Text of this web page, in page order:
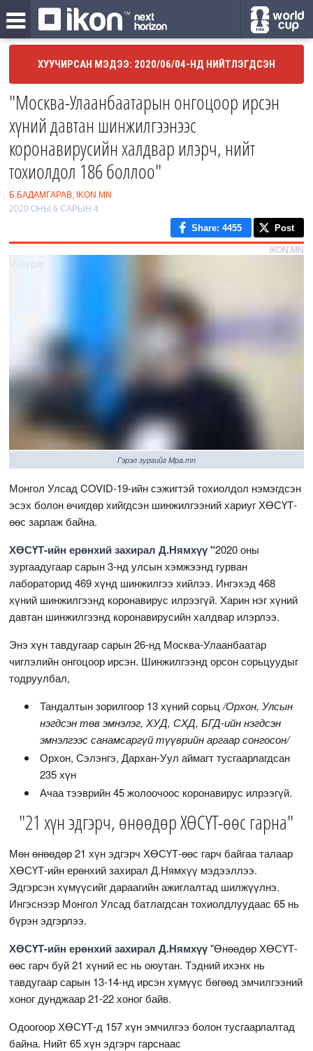
ХУУЧИРСАН МЭДЭЭ: 2020/06/04-НД НИЙТЛЭГДСЭН
"Москва-Улаанбаатарын онгоцоор ирсэн
хүний давтан шинжилгээнээс
коронавирусийн халдвар илэрч, нийт
тохиолдол 186 боллоо"
Б.БАДАМГАРАВ, IKON.MN
2020 ОНЫ 6 САРЫН 4
Share: 4455 Post
IKON.MN
Гэрэл зургийг Mpa.mn
Монгол Улсад COVID-19-ийн сэжигтэй тохиолдол нэмэгдсэн
эсэх болон өчигдөр хийгдсэн шинжилгээний хариуг ХӨСҮТ-
өөс зарлаж байна.
ХӨСҮТ-ийн ерөнхий захирал Д.Нямхүү "2020 оны
зургаадугаар сарын 3-нд улсын хэмжээнд гурван
лабораторид 469 хүнд шинжилгээ хийлээ. Ингэхэд 468
хүний шинжилгээнд коронавирус илрээгүй. Харин нэг хүний
давтан шинжилгээнд коронавирусийн халдвар илэрлээ.
Энэ хүн тавдугаар сарын 26-нд Москва-Улаанбаатар
чиглэлийн онгоцоор ирсэн. Шинжилгээнд орсон сорьцуудыг
тодруулбал,
Тандалтын зорилгоор 13 хүний сорьц/Орхон, Улсын
нэгдсэн төв эмнэлэг, ХУД, СХД, БГД-ийн нэгдсэн
эмнэлгээс санамсаргүй түүврийн аргаар сонгосон/
Орхон, Сэлэнгэ, Дархан-Уул аймагт тусгаарлагдсан
235 хүн
Ачаа тээврийн 45 жолоочоос коронавирус илрээгүй.
"21 хүн эдгэрч, өнөөдөр ХӨСҮТ-өөс гарна"
Мөн өнөөдөр 21 хүн эдгэрч ХӨСҮТ-өөс гарч байгаа талаар
ХӨСҮТ-ийн ерөнхий захирал Д.Нямхүү мэдээллээ.
Эдгэрсэн хүмүүсийг дараагийн ажиглалтад шилжүүлнэ.
Ингэснээр Монгол Улсад батлагдсан тохиолдлуудаас 65 нь
бүрэн эдгэрлээ.
ХӨСҮТ-ийн ерөнхий захирал Д.Нямхүү"Өнөөдөр ХӨСҮТ-
өөс гарч буй 21 хүний ес нь оюутан. Тэдний ихэнх нь
тавдугаар сарын 13-14-нд ирсэн хүмүүс бөгөөд эмчилгээний
хоног дунджаар 21-22 хоног байв.
Одоогоор ХӨСҮТ-д 157 хүн эмчилгээ болон тусгаарлалтад
байна. Нийт 65 хүн эдгэрч гарснаас